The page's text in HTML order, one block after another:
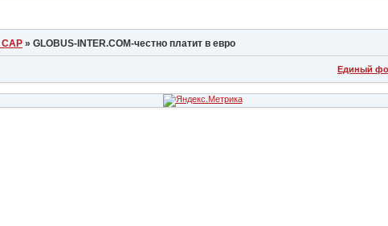
САР »GLOBUS-INTER.COM-честно платит в евро
Единый